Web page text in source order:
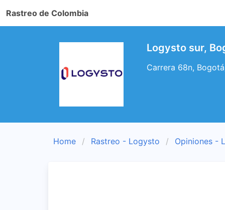
Rastreo de Colombia
Logysto sur,
Carrera 68n,
Home Rastreo - Logysto Opiniones -